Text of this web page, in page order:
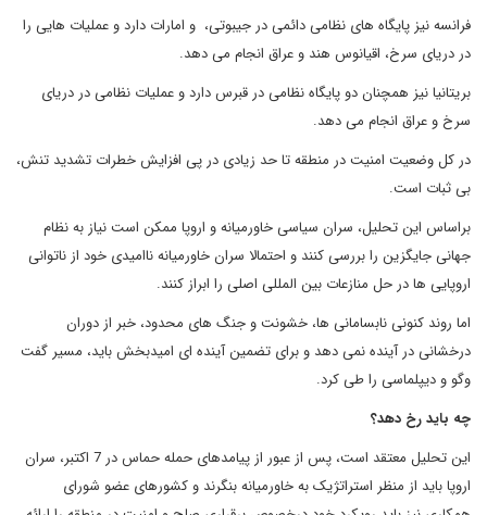
فرانسه نیز پایگاه های نظامی دائمی در جیبوتی، و امارات دارد و عملیات هایی را
در دریای سرخ، اقیانوس هند و عراق انجام می دهد.
بریتانیا نیز همچنان دو پایگاه نظامی در قبرس دارد و عملیات نظامی در دریای
سرخ و عراق انجام می دهد.
در کل وضعیت امنیت در منطقه تا حد زیادی در پی افزایش خطرات تشدید تنش،
بی ثبات است.
براساس این تحلیل، سران سیاسی خاورمیانه و اروپا ممکن است نیاز به نظام
جهانی جایگزین را بررسی کنند و احتمالا سران خاورمیانه ناامیدی خود از ناتوانی
اروپایی ها در حل منازعات بین المللی اصلی را ابراز کنند.
اما روند کنونی نابسامانی ها، خشونت و جنگ های محدود، خبر از دوران
درخشانی در آینده نمی دهد و برای تضمین آینده ای امیدبخش باید، مسیر گفت
وگو و دیپلماسی را طی کرد.
چه باید رخ دهد؟
این تحلیل معتقد است، پس از عبور از پیامدهای حمله حماس در 7 اکتبر، سران
اروپا باید از منظر استراتژیک به خاورمیانه بنگرند و کشورهای عضو شورای